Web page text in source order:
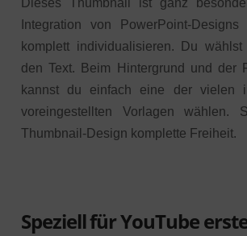
Integration von PowerPoint-
komplett individualisieren. Du
den Text. Beim Hintergrund und der
kannst du einfach eine der vielen
voreingestellten Vorlagen wählen.
Thumbnail-Design komplette Freiheit.
Speziell für YouTube